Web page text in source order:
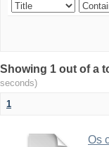
Showing 1 out of a
seconds)
1
Os